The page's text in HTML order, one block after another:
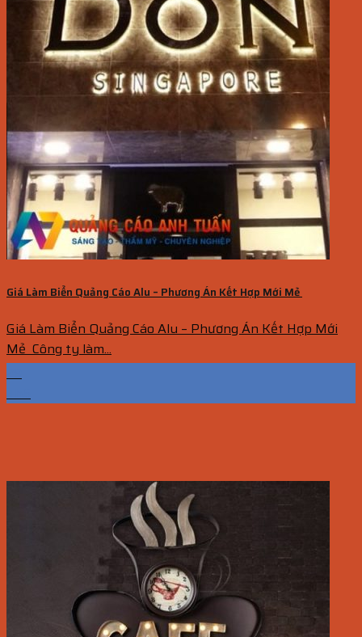
Giá Làm Biển Quảng Cáo Alu – Phương Án Kết Hợp Mới Mẻ
Giá Làm Biển Quảng Cáo Alu – Phương Án Kết Hợp Mới
Mẻ Công ty làm...